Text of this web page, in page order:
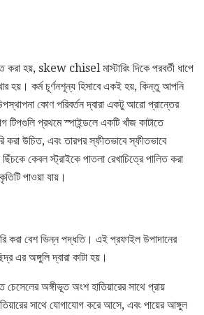
হয়, skew chisel মাস্টারিং দিকে পরবর্তী ধাপে
হয়। কর্ম চূর্ণনশূন্য হিসাবে একই হয়, কিন্তু আপনি
কোণ পরিবর্তন দ্বারা একটু আরো প্রান্তের
টিপগুলি প্রথমে স্পাইন্ডলে একটি খাঁজ কাটাতে
করা উচিত, এবং তারপর স্ফীতভাবে স্ফীতভাবে
কেবল স্ট্রাইকে পাতলা রেখাচিত্রে পালিত করা
পাওয়া যায়।
করা বেশ ভিন্ন পদ্ধতি। এই প্রফাইল উপাদানের
এর অঙ্গুলি দ্বারা কাটা হয়।
চেসেলের অঙ্গীভূত অংশ হাতিয়ারের সাথে প্রায়
সাথে যোগাযোগ করে আসে, এবং পায়ের আঙ্গুল